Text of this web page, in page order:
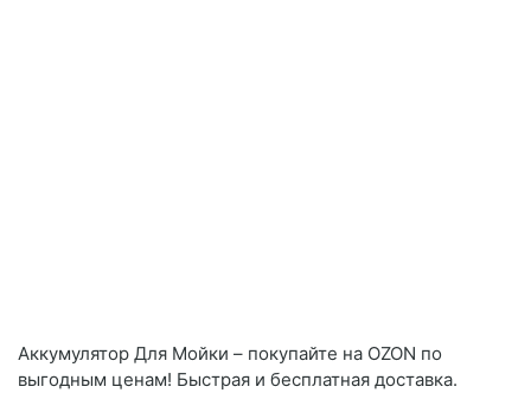
Аккумулятор Для Мойки – покупайте на OZON по
выгодным ценам! Быстрая и бесплатная доставка.